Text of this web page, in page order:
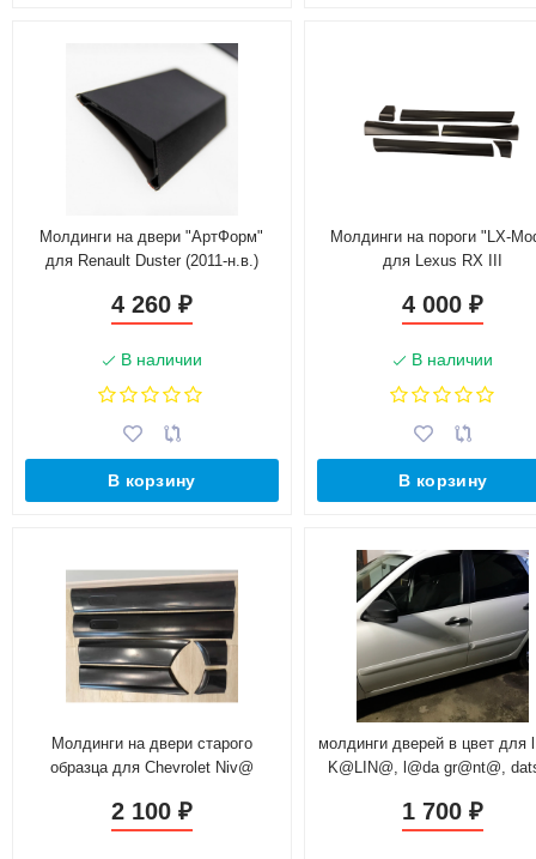
Молдинги на двери "АртФорм"
для Renault Duster (2011-н.в.)
4 260 ₽
В наличии
В корзину
Молдинги на пороги "LX-
для Lexus RX III
4 000₽
В наличии
В корзину
Молдинги на двери старого
образца для Chevrolet Niv@
2 100 ₽
молдинги дверей в цвет для
K@LIN@, l@da gr@nt@,
1 700₽